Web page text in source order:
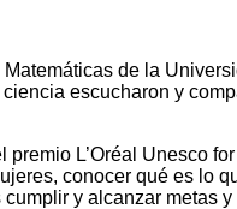
de la
escucharon y
L’Oréal Unesco
conocer qué es lo
y alcanzar metas